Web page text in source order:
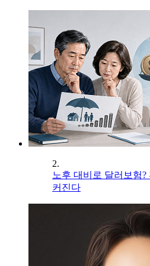
2.
노후 대비로 달러보험
커진다